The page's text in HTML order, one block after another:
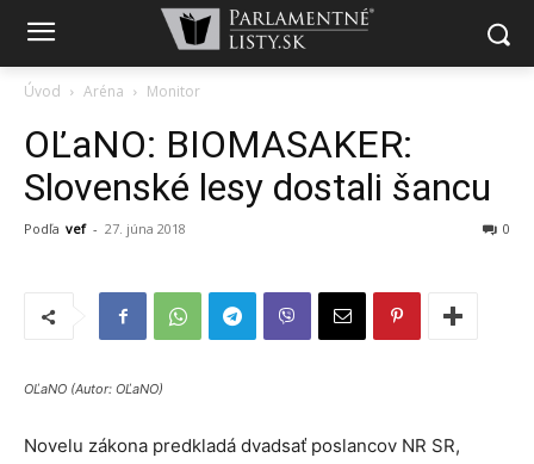
Úvod Aréna Monitor
OĽaNO: BIOMASAKER:
Slovenské lesy dostali šancu
Podľa vef - 27. júna 2018 0
OĽaNO (Autor: OĽaNO)
Novelu zákona predkladá dvadsať poslancov NR SR,